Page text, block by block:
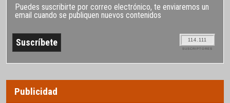
Puedes suscribirte por correo electrónico, te enviaremos un
email cuando se publiquen nuevos contenidos
114.111
SUSCRIPTORES
Publicidad